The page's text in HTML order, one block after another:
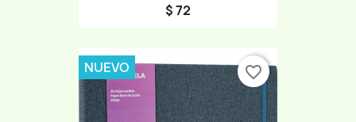
$ 72
NUEVO favorite_border